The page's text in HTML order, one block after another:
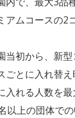
アムコースの2
当初から、新
ごとに入れ替
入れる人数を
以上の団体で